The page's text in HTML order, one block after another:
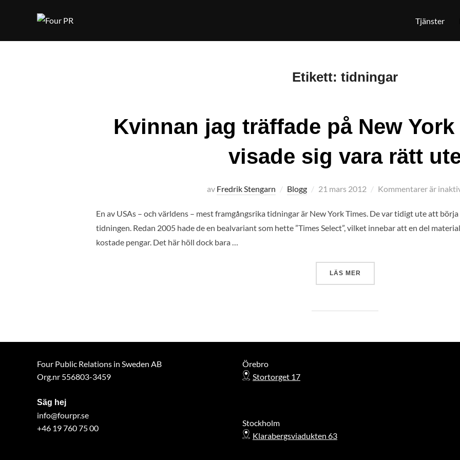
Tjänster
Etikett: tidningar
Kvinnan jag träffade på New York
visade sig vara rätt
av Fredrik Stengarn Blogg
Publicerat
21 mars 2012 Kommentarer är
En av USAs – och världens – mest framgångsrika tidningar är New York Times. De var tidigt ute att
tidningen. Redan 2005 hade de en bealvariant som hette ”Times Select”, vilket innebar att en del
kostade pengar. Det här höll dock bara …
LÄS MER
Four Public Relations in Sweden AB
Org.nr 556803-3459
Säg hej
info@fourpr.se
+46 19 760 75 00
Örebro
Stortorget 17
Stockholm
Klarabergsviadukten 63